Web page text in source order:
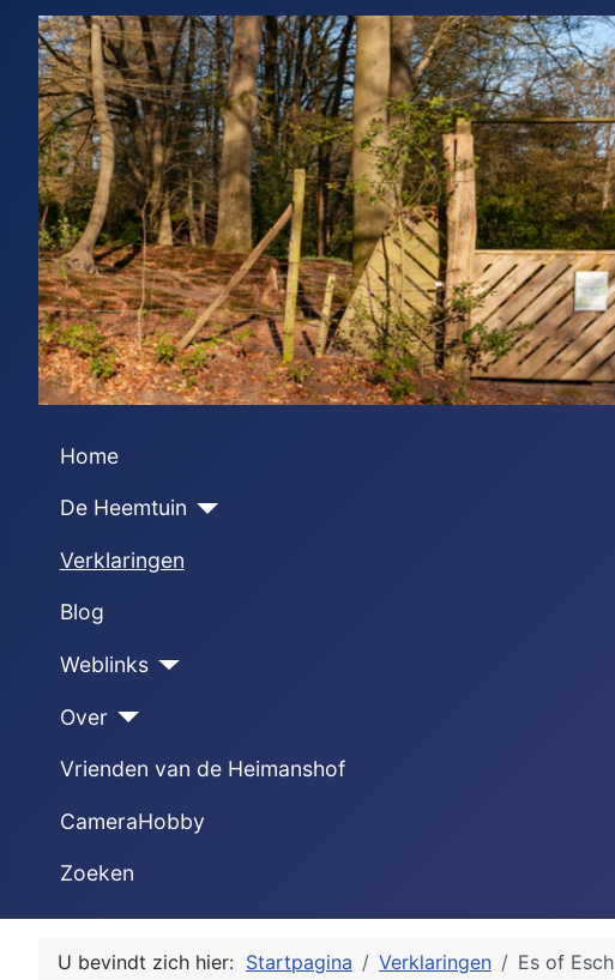
Home
De Heemtuin
Verklaringen
Blog
Weblinks
Over
Vrienden van de Heimanshof
CameraHobby
Zoeken
U bevindt zich hier: Startpagina Verklaringen Es of Esch